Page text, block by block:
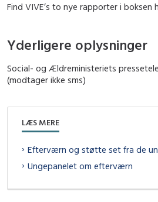
Find VIVE’s to nye rapporter i boksen
Yderligere oplysninger
Social- og Ældreministeriets
(modtager ikke sms)
LÆS MERE
Efterværn og støtte set fra de
Ungepanelet om efterværn